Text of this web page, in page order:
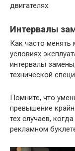
двигателях.
Интервалы
Как часто менять
условиях
интервалы
технической
Помните, что
превышение
тех случаев,
рекламном